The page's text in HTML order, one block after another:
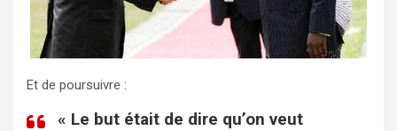
Et de poursuivre :
« Le but était de dire qu’on veut